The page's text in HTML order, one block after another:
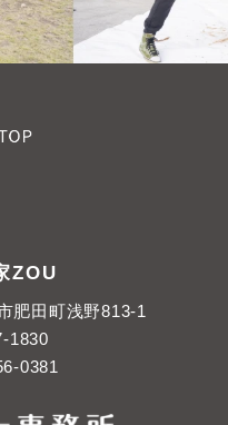
ZOU
肥田町浅野813-1
1830
0381